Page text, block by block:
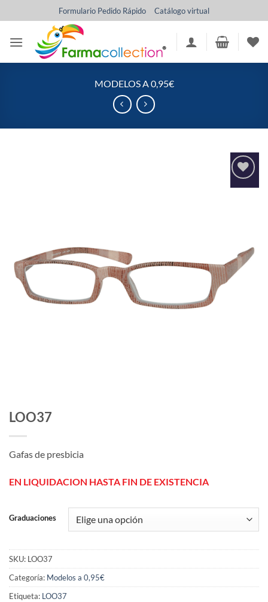
al
contenido
Formulario Pedido Rápido Catálogo virtual
MODELOS A 0,95€
Añadir
LOO37
Gafas de presbicia
EN LIQUIDACION HASTA FIN DE EXISTENCIA
Graduaciones
SKU: LOO37
Categoría: Modelos a 0,95€
Etiqueta: LOO37